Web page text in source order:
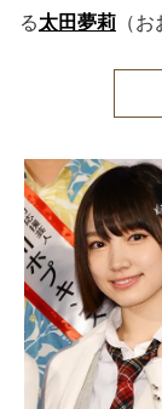
る太田夢莉 （